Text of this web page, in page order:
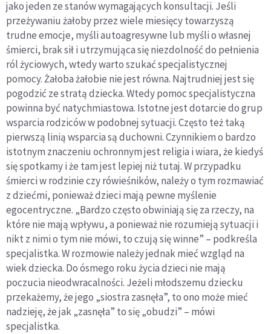
jako jeden ze stanów wymagających konsultacji. Jeśli
przeżywaniu żałoby przez wiele miesięcy towarzyszą
trudne emocje, myśli autoagresywne lub myśli o własnej
śmierci, brak sił i utrzymująca się niezdolność do pełnienia
ról życiowych, wtedy warto szukać specjalistycznej
pomocy. Żałoba żałobie nie jest równa. Najtrudniej jest się
pogodzić ze stratą dziecka. Wtedy pomoc specjalistyczna
powinna być natychmiastowa. Istotne jest dotarcie do grup
wsparcia rodziców w podobnej sytuacji. Często też taką
pierwszą linią wsparcia są duchowni. Czynnikiem o bardzo
istotnym znaczeniu ochronnym jest religia i wiara, że kiedyś
się spotkamy i że tam jest lepiej niż tutaj. W przypadku
śmierci w rodzinie czy rówieśników, należy o tym rozmawiać
z dziećmi, ponieważ dzieci mają pewne myślenie
egocentryczne. „Bardzo często obwiniają się za rzeczy, na
które nie mają wpływu, a ponieważ nie rozumieją sytuacji i
nikt z nimi o tym nie mówi, to czują się winne” – podkreśla
specjalistka. W rozmowie należy jednak mieć wzgląd na
wiek dziecka. Do ósmego roku życia dzieci nie mają
poczucia nieodwracalności. Jeżeli młodszemu dziecku
przekażemy, że jego „siostra zasnęła”, to ono może mieć
nadzieję, że jak „zasnęła” to się „obudzi” – mówi
specjalistka.